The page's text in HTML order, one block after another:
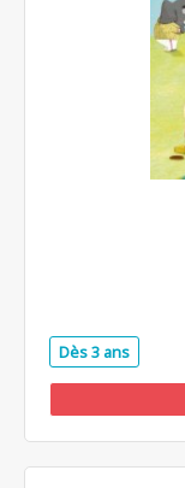
Dès 3 ans